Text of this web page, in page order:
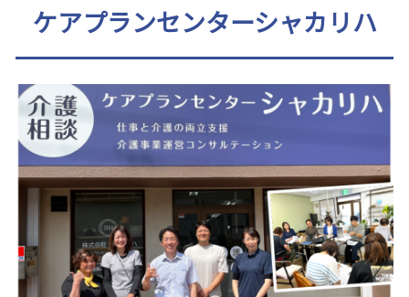
ケアプランセンターシャカリハ